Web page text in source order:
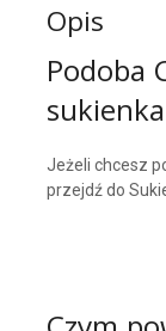
Opis
Podoba
Jeżeli chcesz
przejdź do